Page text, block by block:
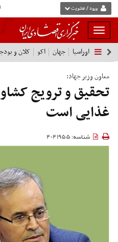
ورود / عضویت
بار
و
بسته
نمودن
فهرست
اوراسیا جهان اکو کلان و
معاون وزیر جهاد:
تحقیق و ترویج
غذایی است
شناسه: 4041955